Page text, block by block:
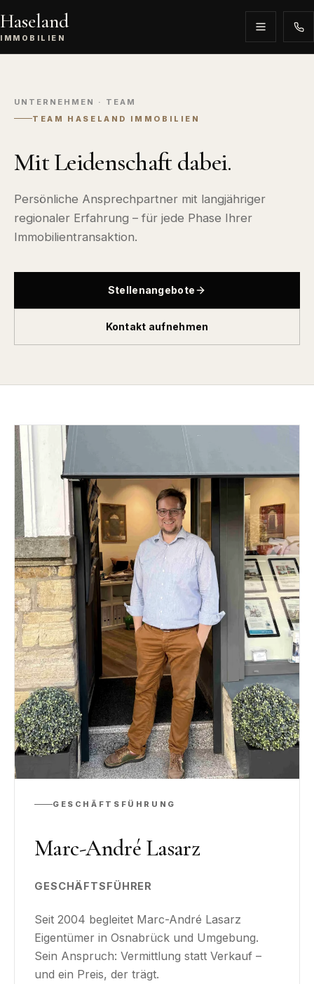
Haseland
IMMOBILIEN
UNTERNEHMEN · TEAM
TEAM HASELAND IMMOBILIEN
Mit Leidenschaft dabei.
Persönliche Ansprechpartner mit langjähriger
regionaler Erfahrung – für jede Phase Ihrer
Immobilientransaktion.
Stellenangebote
Kontakt aufnehmen
GESCHÄFTSFÜHRUNG
Marc-André Lasarz
GESCHÄFTSFÜHRER
Seit 2004 begleitet Marc-André Lasarz
Eigentümer in Osnabrück und Umgebung.
Sein Anspruch: Vermittlung statt Verkauf –
und ein Preis, der trägt.